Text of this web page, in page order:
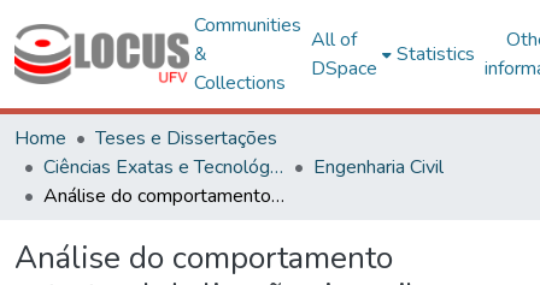
Communities
&
Collections
All of
DSpace
Statistics
Home
Teses e Dissertações
Ciências Exatas e Tecnológicas
Engenharia Civil
Análise do comportamento estrutural da ligação viga-pilar extremo em pórticos considerando a flexão na direção de menor rigidez do pilar
Análise do comportamento